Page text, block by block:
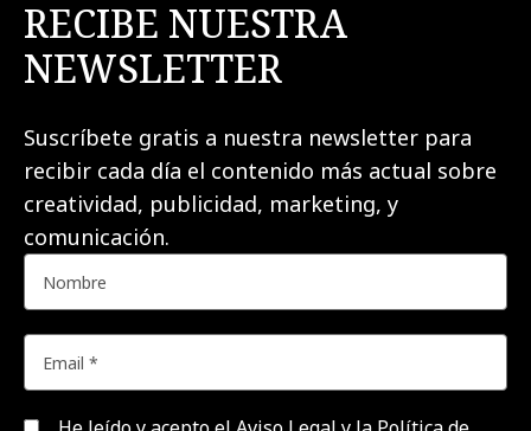
RECIBE NUESTRA
NEWSLETTER
Suscríbete gratis a nuestra newsletter para
recibir cada día el contenido más actual sobre
creatividad, publicidad, marketing, y
comunicación.